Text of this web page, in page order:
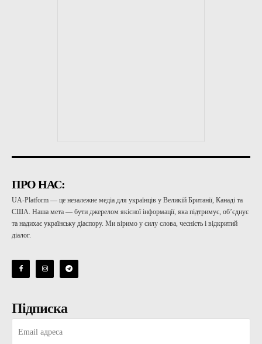
ПРО НАС:
UA-Platform — це незалежне медіа для українців у Великій Британії, Канаді та
США. Наша мета — бути джерелом якісної інформації, яка підтримує, об’єднує
та надихає українську діаспору. Ми віримо у силу слова, чесність і відкритий
діалог.
Підписка